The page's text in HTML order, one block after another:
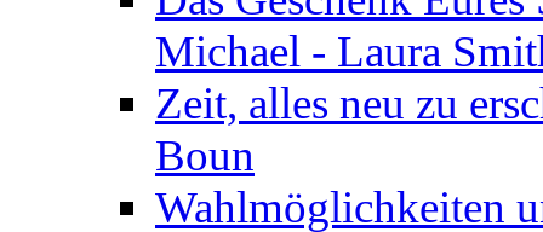
Michael - Laura
Zeit, alles neu zu
Boun
Wahlmöglichkeiten